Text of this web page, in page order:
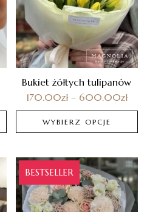
Bukiet żółtych tulipanów
170.00zł– 600.00zł
WYBIERZ OPCJE
BESTSELLER